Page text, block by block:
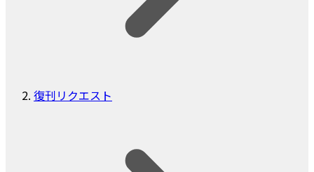
復刊リクエスト